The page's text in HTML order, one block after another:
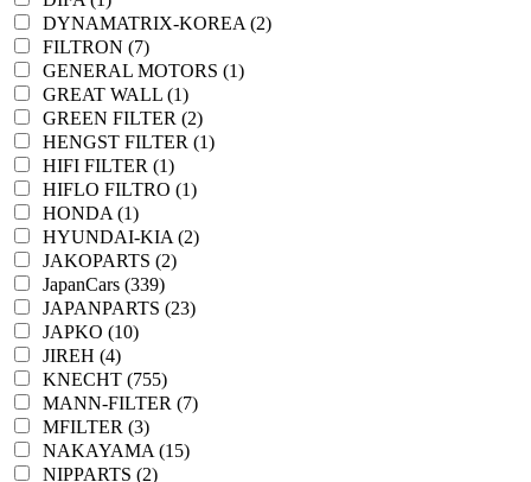
DYNAMATRIX-KOREA (2)
FILTRON (7)
GENERAL MOTORS (1)
GREAT WALL (1)
GREEN FILTER (2)
HENGST FILTER (1)
HIFI FILTER (1)
HIFLO FILTRO (1)
HONDA (1)
HYUNDAI-KIA (2)
JAKOPARTS (2)
JapanCars (339)
JAPANPARTS (23)
JAPKO (10)
JIREH (4)
KNECHT (755)
MANN-FILTER (7)
MFILTER (3)
NAKAYAMA (15)
NIPPARTS (2)